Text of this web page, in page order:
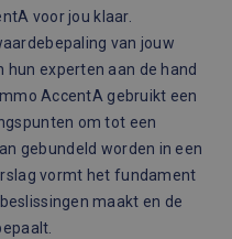
voor jou klaar.
van jouw
experten aan de hand
AccentA gebruikt een
om tot een
gebundeld worden in een
vormt het fundament
maakt en de